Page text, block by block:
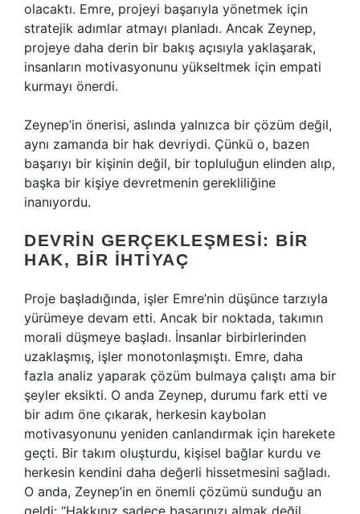
olacaktı. Emre, projeyi başarıyla yönetmek için
stratejik adımlar atmayı planladı. Ancak Zeynep,
projeye daha derin bir bakış açısıyla yaklaşarak,
insanların motivasyonunu yükseltmek için empati
kurmayı önerdi.
Zeynep’in önerisi, aslında yalnızca bir çözüm değil,
aynı zamanda bir hak devriydi. Çünkü o, bazen
başarıyı bir kişinin değil, bir topluluğun elinden alıp,
başka bir kişiye devretmenin gerekliliğine
inanıyordu.
DEVRIN GERÇEKLEŞMESI: BIR
HAK, BIR İHTIYAÇ
Proje başladığında, işler Emre’nin düşünce tarzıyla
yürümeye devam etti. Ancak bir noktada, takımın
morali düşmeye başladı. İnsanlar birbirlerinden
uzaklaşmış, işler monotonlaşmıştı. Emre, daha
fazla analiz yaparak çözüm bulmaya çalıştı ama bir
şeyler eksikti. O anda Zeynep, durumu fark etti ve
bir adım öne çıkarak, herkesin kaybolan
motivasyonunu yeniden canlandırmak için harekete
geçti. Bir takım oluşturdu, kişisel bağlar kurdu ve
herkesin kendini daha değerli hissetmesini sağladı.
O anda, Zeynep’in en önemli çözümü sunduğu an
geldi: “Hakkınız sadece başarınızı almak değil,